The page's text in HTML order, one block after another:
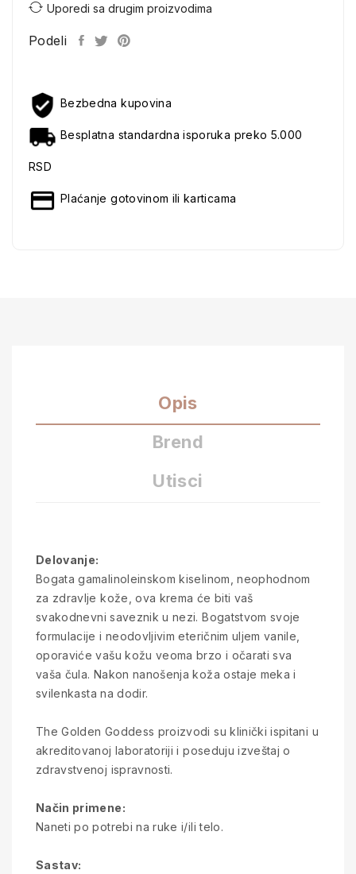
Uporedi sa drugim proizvodima
Podeli
Bezbedna kupovina
Besplatna standardna isporuka preko 5.000
RSD
Plaćanje gotovinom ili karticama
Opis
Brend
Utisci
Delovanje:
Bogata gamalinoleinskom kiselinom, neophodnom
za zdravlje kože, ova krema će biti vaš
svakodnevni saveznik u nezi. Bogatstvom svoje
formulacije i neodovljivim eteričnim uljem vanile,
oporaviće vašu kožu veoma brzo i očarati sva
vaša čula. Nakon nanošenja koža ostaje meka i
svilenkasta na dodir.
The Golden Goddess proizvodi su klinički ispitani u
akreditovanoj laboratoriji i poseduju izveštaj o
zdravstvenoj ispravnosti.
Način primene:
Naneti po potrebi na ruke i/ili telo.
Sastav: